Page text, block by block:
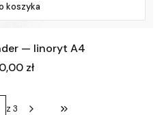
koszyka
— linoryt A4
zł
z 3